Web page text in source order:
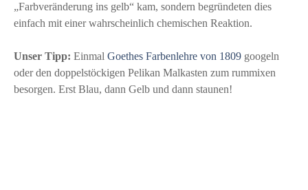
„Farbveränderung ins gelb“ kam, sondern begründeten dies
einfach mit einer wahrscheinlich chemischen Reaktion.
Unser Tipp: Einmal Goethes Farbenlehre von 1809 googeln
oder den doppelstöckigen Pelikan Malkasten zum rummixen
besorgen. Erst Blau, dann Gelb und dann staunen!